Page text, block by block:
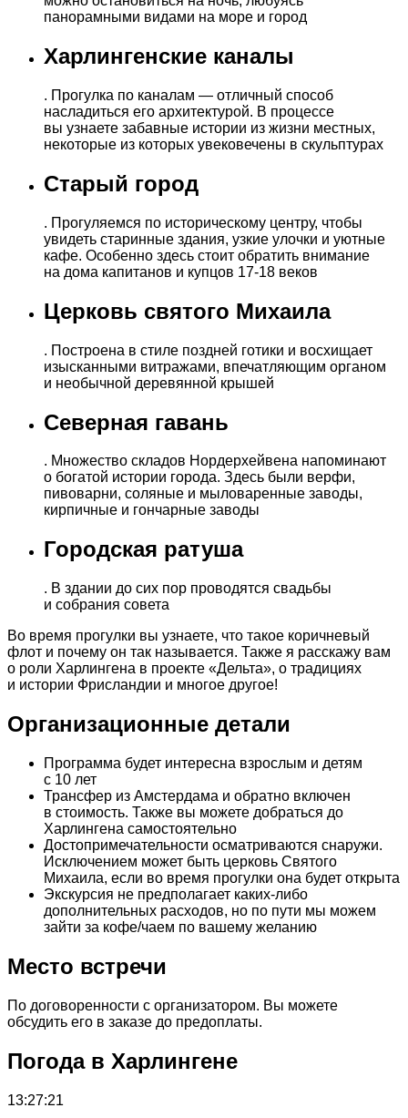
панорамными видами на море и город
Харлингенские каналы
. Прогулка по каналам — отличный способ
насладиться его архитектурой. В процессе
вы узнаете забавные истории из жизни местных,
некоторые из которых увековечены в скульптурах
Старый город
. Прогуляемся по историческому центру, чтобы
увидеть старинные здания, узкие улочки и уютные
кафе. Особенно здесь стоит обратить внимание
на дома капитанов и купцов 17-18 веков
Церковь святого Михаила
. Построена в стиле поздней готики и восхищает
изысканными витражами, впечатляющим органом
и необычной деревянной крышей
Северная гавань
. Множество складов Нордерхейвена напоминают
о богатой истории города. Здесь были верфи,
пивоварни, соляные и мыловаренные заводы,
кирпичные и гончарные заводы
Городская ратуша
. В здании до сих пор проводятся свадьбы
и собрания совета
Во время прогулки вы узнаете, что такое коричневый
флот и почему он так называется. Также я расскажу вам
о роли Харлингена в проекте «Дельта», о традициях
и истории Фрисландии и многое другое!
Организационные детали
Программа будет интересна взрослым и детям
с 10 лет
Трансфер из Амстердама и обратно включен
в стоимость. Также вы можете добраться до
Харлингена самостоятельно
Достопримечательности осматриваются снаружи.
Исключением может быть церковь Святого
Михаила, если во время прогулки она будет открыта
Экскурсия не предполагает каких-либо
дополнительных расходов, но по пути мы можем
зайти за кофе/чаем по вашему желанию
Место встречи
По договоренности с организатором. Вы можете
обсудить его в заказе до предоплаты.
Погода в Харлингене
13:27:21